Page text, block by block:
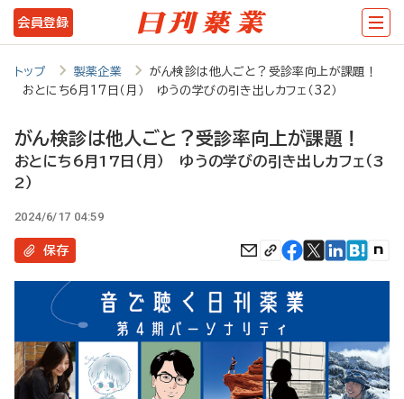
メ
イ
テ
ツ
に
会員登録
トップ 製薬企業
がん検診は他人ごと？受診率向上が課題！
おとにち6月17日（月） ゆうの学びの引き出しカフェ（32）
がん検診は他人ごと？受診率向上が課題！
おとにち6月17日（月） ゆうの学びの引き出しカフェ（3
2）
2024/6/17 04:59
保存